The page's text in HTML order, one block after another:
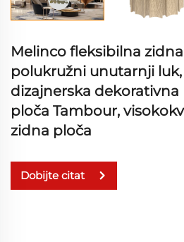
Melinco fleksibilna
polukružni unutarnji
dizajnerska dekorativna
ploča Tambour,
zidna ploča
Dobijte citat